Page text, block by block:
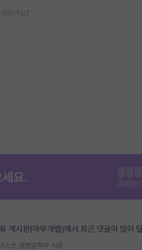
떤가요?
게시판(아무개랩)에서 최근 댓글이 많이
스트 경영공학부 서류